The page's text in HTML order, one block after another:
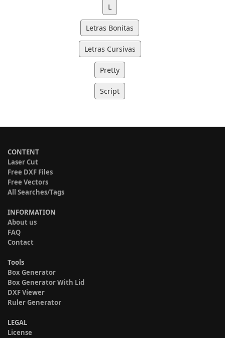
L
Letras Bonitas
Letras Cursivas
Pretty
Script
CONTENT
Laser Cut
Free DXF Files
Free Vectors
All Searches/Tags
INFORMATION
About us
FAQ
Contact
Tools
Box Generator
Box Generator With Lid
DXF Viewer
Ruler Generator
LEGAL
License